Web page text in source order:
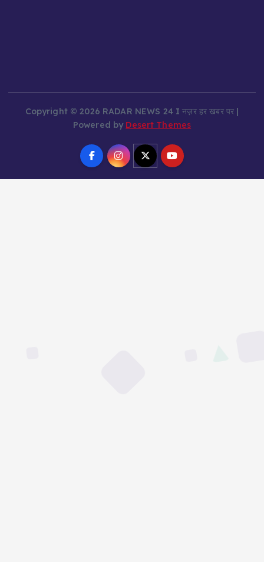
Copyright © 2026 RADAR NEWS 24 I नज़र हर खबर पर |
Powered by Desert Themes